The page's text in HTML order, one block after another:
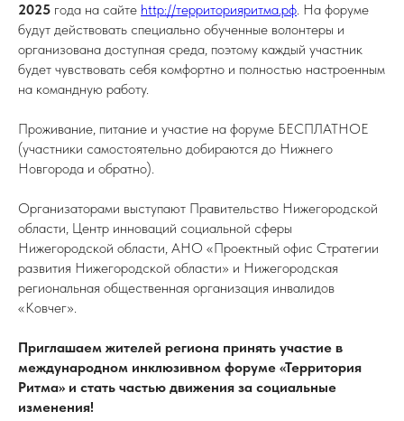
2025 года на сайте http://территорияритма.рф. На форуме
будут действовать специально обученные волонтеры и
организована доступная среда, поэтому каждый участник
будет чувствовать себя комфортно и полностью настроенным
на командную работу.
Проживание, питание и участие на форуме БЕСПЛАТНОЕ
(участники самостоятельно добираются до Нижнего
Новгорода и обратно).
Организаторами выступают Правительство Нижегородской
области, Центр инноваций социальной сферы
Нижегородской области, АНО «Проектный офис Стратегии
развития Нижегородской области» и Нижегородская
региональная общественная организация инвалидов
«Ковчег».
Приглашаем жителей региона принять участие в
международном инклюзивном форуме «Территория
Ритма» и стать частью движения за социальные
изменения!